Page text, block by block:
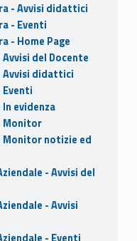
- Avvisi didattici
- Eventi
- Home Page
del Docente
Avvisi didattici
evidenza
Monitor
Monitor notizie ed
- Avvisi del
- Avvisi